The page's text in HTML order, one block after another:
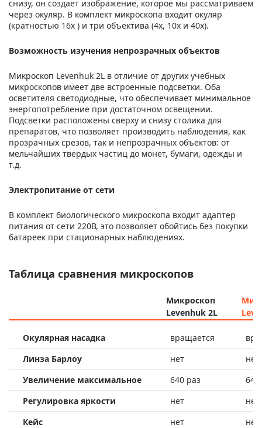
снизу, он создает изображение, которое мы рассматриваем
через окуляр. В комплект микроскопа входит окуляр
(кратностью 16х ) и три объектива (4х, 10х и 40х).
Возможность изучения непрозрачных объектов
Микроскоп Levenhuk 2L в отличие от других учебных
микроскопов имеет две встроенные подсветки. Оба
осветителя светодиодные, что обеспечивает минимальное
энергопотребление при достаточном освещении.
Подсветки расположены сверху и снизу столика для
препаратов, что позволяет производить наблюдения, как
прозрачных срезов, так и непрозрачных объектов: от
мельчайших твердых частиц до монет, бумаги, одежды и
т.д.
Электропитание от сети
В комплект биологического микроскопа входит адаптер
питания от сети 220В, это позволяет обойтись без покупки
батареек при стационарных наблюдениях.
Таблица сравнения микроскопов
Микроскоп
Levenhuk 2L
Окулярная насадка вращается
Линза Барлоу
нет
нет
Увеличение максимальное
640 раз
640
Регулировка яркости
нет
нет
Кейс
нет
нет